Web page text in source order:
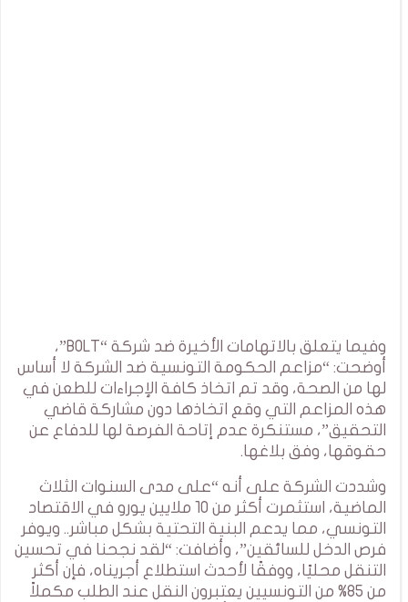
وفيما يتعلق بالاتهامات الأخيرة ضد شركة “BOLT”،
أوضحت: “مزاعم الحكومة التونسية ضد الشركة لا أساس
لها من الصحة، وقد تم اتخاذ كافة الإجراءات للطعن في
هذه المزاعم التي وقع اتخاذها دون مشاركة قاضي
التحقيق”، مستنكرة عدم إتاحة الفرصة لها للدفاع عن
حقوقها، وفق بلاغها.
وشددت الشركة على أنه “على مدى السنوات الثلاث
الماضية، استثمرت أكثر من 10 ملايين يورو في الاقتصاد
التونسي، مما يدعم البنية التحتية بشكل مباشر.. ويوفر
فرص الدخل للسائقين”، وأضافت: “لقد نجحنا في تحسين
التنقل محليًا، ووفقًا لأحدث استطلاع أجريناه، فإن أكثر
من 85% من التونسيين يعتبرون النقل عند الطلب مكملاً